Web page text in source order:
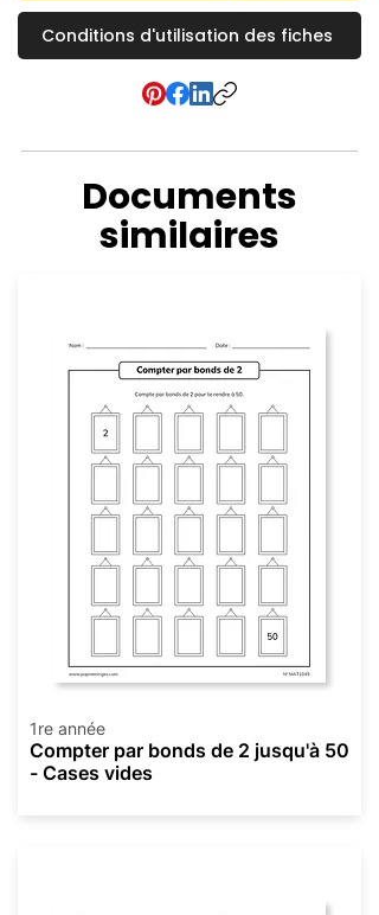
Conditions d'utilisation des fiches
Documents
similaires
1re année
Compter par bonds de 2 jusqu'à 50
- Cases vides